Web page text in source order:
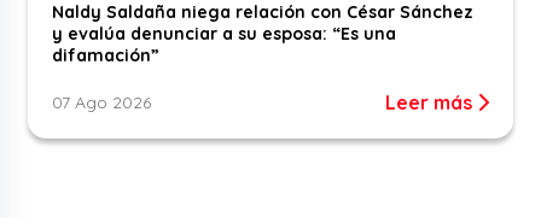
Naldy Saldaña niega relación con César Sánchez
y evalúa denunciar a su esposa: “Es una
difamación”
07 Ago 2026 Leer más